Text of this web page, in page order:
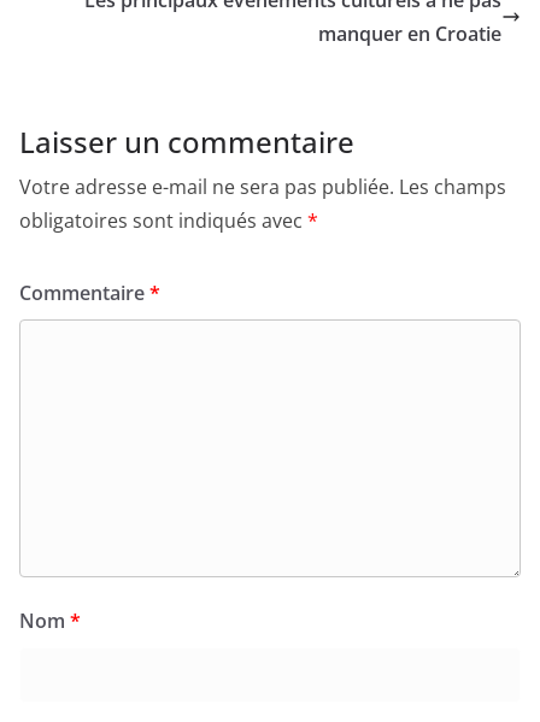
manquer en Croatie
Laisser un commentaire
Votre adresse e-mail ne sera pas publiée. Les champs
obligatoires sont indiqués avec *
Commentaire*
Nom *